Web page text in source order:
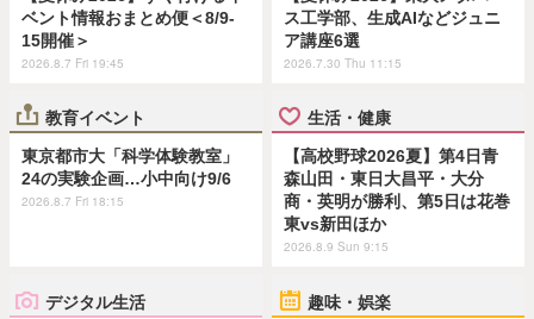
ベント情報おまとめ便＜8/9-
15開催＞
2026.8.7 Fri 19:45
ス工学部、生成AIなどジュニ
ア講座6選
2026.7.30 Thu 11:15
教育イベント
東京都市大「科学体験教室」
24の実験企画…小中向け9/6
2026.8.7 Fri 18:15
生活・健康
【高校野球2026夏】第4日青
森山田・東日大昌平・大分
商・英明が勝利、第5日は花巻
東vs新田ほか
2026.8.9 Sun 9:15
デジタル生活 趣味・娯楽